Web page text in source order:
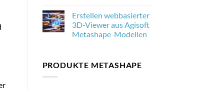
verarbeitet,
ohne
abzustürzen
on
Wie
Sie
3D-
für
Erstellen webbasierter
3D-Viewer aus Agisoft
Metashape-Modellen
Erstellen
webbasierter
PRODUKTE METASHAPE